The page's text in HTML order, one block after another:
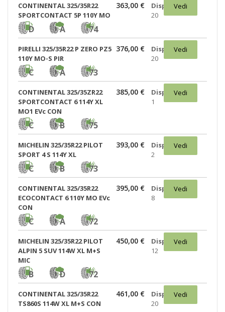
CONTINENTAL 325/35R22
SPORTCONTACT 5P 110Y MO
D A 74
363,00 €
Disponibili:
20
Vedi
PIRELLI 325/35R22 P ZERO PZ5
110Y MO-S PIR
C A 73
376,00 €
Disponibili:
20
Vedi
CONTINENTAL 325/35ZR22
SPORTCONTACT 6 114Y XL
MO1 EVc CON
C B 75
385,00 €
Disponibili:
1
Vedi
MICHELIN 325/35R22 PILOT
SPORT 4 S 114Y XL
C B 73
393,00 €
Disponibili:
2
Vedi
CONTINENTAL 325/35R22
ECOCONTACT 6 110Y MO EVc
CON
C A 72
395,00 €
Disponibili:
8
Vedi
MICHELIN 325/35R22 PILOT
ALPIN 5 SUV 114W XL M+S
MIC
B D 72
450,00 €
Disponibili:
12
Vedi
CONTINENTAL 325/35R22
TS860S 114W XL M+S CON
461,00 €
Disponibili:
20
Vedi